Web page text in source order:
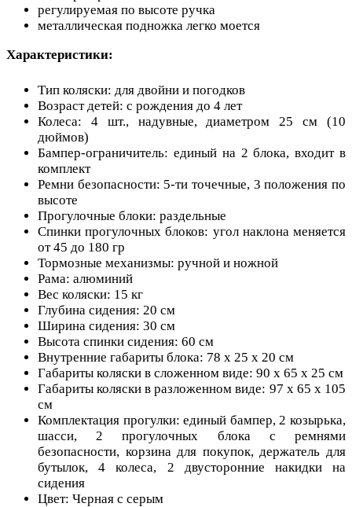
регулируемая по высоте ручка
металлическая подножка легко моется
Характеристики:
Тип коляски: для двойни и погодков
Возраст детей: с рождения до 4 лет
Колеса: 4 шт., надувные, диаметром 25 см (10
дюймов)
Бампер-ограничитель: единый на 2 блока, входит в
комплект
Ремни безопасности: 5-ти точечные, 3 положения по
высоте
Прогулочные блоки: раздельные
Спинки прогулочных блоков: угол наклона меняется
от 45 до 180 гр
Тормозные механизмы: ручной и ножной
Рама: алюминий
Вес коляски: 15 кг
Глубина сидения: 20 см
Ширина сидения: 30 см
Высота спинки сидения: 60 см
Внутренние габариты блока: 78 х 25 х 20 см
Габариты коляски в сложенном виде: 90 х 65 х 25 см
Габариты коляски в разложенном виде: 97 х 65 х 105
см
Комплектация прогулки: единый бампер, 2 козырька,
шасси, 2 прогулочных блока с ремнями
безопасности, корзина для покупок, держатель для
бутылок, 4 колеса, 2 двусторонние накидки на
сидения
Цвет: Черная с серым